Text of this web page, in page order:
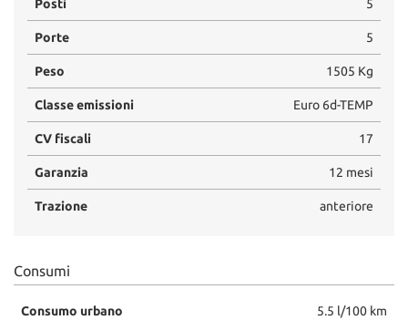
Posti 5
Porte 5
Peso 1505 Kg
Classe emissioni Euro 6d-TEMP
CV fiscali 17
Garanzia 12 mesi
Trazione anteriore
Consumi
Consumo urbano 5.5 l/100 km